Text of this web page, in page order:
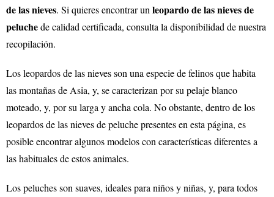
de las nieves. Si quieres encontrar un leopardo de las nieves de
peluchede calidad certificada, consulta la disponibilidad de nuestra
recopilación.
Los leopardos de las nieves son una especie de felinos que habita
las montañas de Asia, y, se caracterizan por su pelaje blanco
moteado, y, por su larga y ancha cola. No obstante, dentro de los
leopardos de las nieves de peluche presentes en esta página, es
posible encontrar algunos modelos con características diferentes a
las habituales de estos animales.
Los peluches son suaves, ideales para niños y niñas, y, para todos